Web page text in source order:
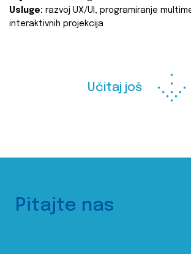
Usluge: razvoj UX/UI, programiranje
interaktivnih projekcija
Učitaj još
Pitajte nas